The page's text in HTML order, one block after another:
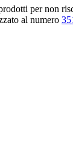
per non
al numero